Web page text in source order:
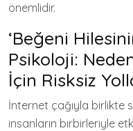
önemlidir.
‘Beğeni
Psikoloji:
İçin Risksiz
İnternet çağıyla birlikte
insanların birbirleriyle